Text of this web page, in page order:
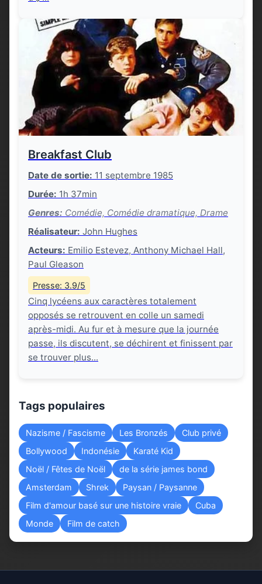
Breakfast Club
Date de sortie: 11 septembre 1985
Durée: 1h 37min
Genres: Comédie, Comédie dramatique, Drame
Réalisateur: John Hughes
Acteurs: Emilio Estevez, Anthony Michael Hall,
Paul Gleason
Presse: 3.9/5
Cinq lycéens aux caractères totalement
opposés se retrouvent en colle un samedi
après-midi. Au fur et à mesure que la journée
passe, ils discutent, se déchirent et finissent par
se trouver plus...
Tags populaires
Nazisme / Fascisme Les Bronzés
Club privé
Bollywood
Indonésie
Karaté Kid
Noël / Fêtes de Noël
de la série james bond
Amsterdam
Shrek
Paysan / Paysanne
Film d'amour basé sur une histoire vraie
Cuba
Monde
Film de catch